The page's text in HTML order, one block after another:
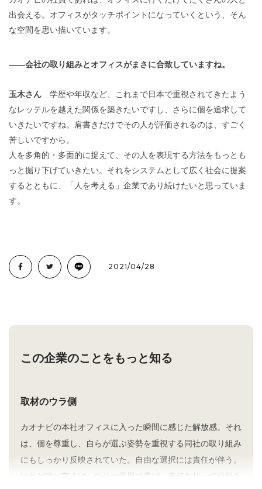
出会える。オフィスがタッチポイントになっていくという、そん
な空間を思い描いています。
——会社の取り組みとオフィスがまさに合致していますね。
玉木さん 学歴や年収など、これまで日本で重視されてきたよう
なレッテルを越えた関係を築きたいですし、さらに個を追求して
いきたいですね。肩書きだけでその人が評価されるのは、すごく
苦しいですから。
人を多角的・多面的に捉えて、その人を表現する方法をもっとも
っと掘り下げていきたい。それをシステムとして広く社会に提案
するとともに、「人を考える」企業であり続けたいと思っていま
す。
2021/04/28
この企業のことをもっと知る
取材のウラ側
カオナビの本社オフィスに入った瞬間に感じた解放感。それ
は、個を尊重し、自らが選ぶ姿勢を重視する同社の取り組み
にもしっかり反映されていた。自由な選択には責任が伴う。
けれど逆に言えば、自分の意思で選び、責任を持って成果を